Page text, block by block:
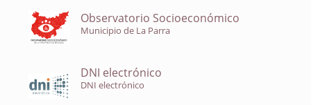
Observatorio Socioeconómico
Municipio de La Parra
DNI electrónico
DNI electrónico